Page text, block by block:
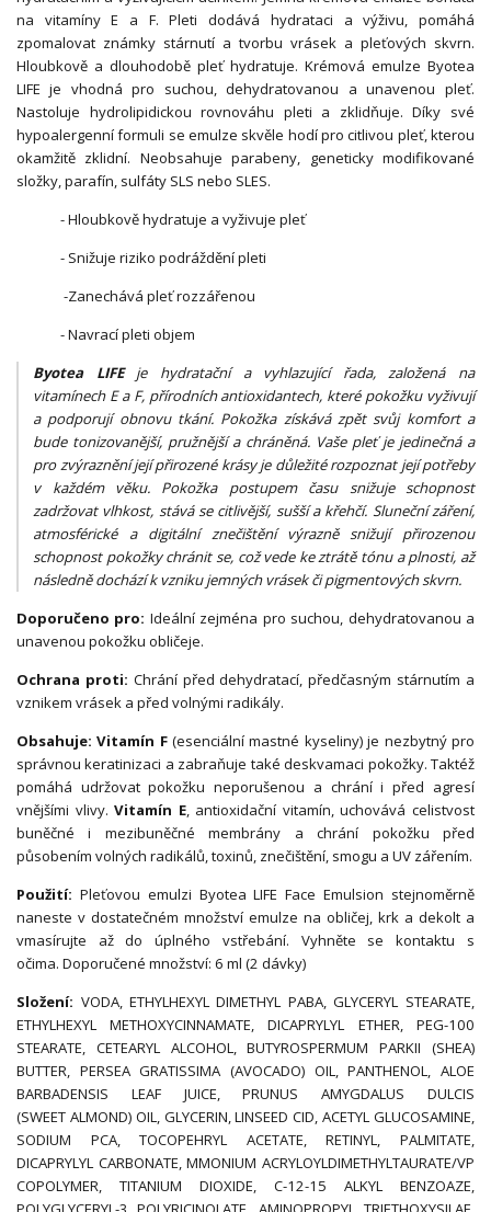
na vitamíny E a F. Pleti dodává hydrataci a výživu, pomáhá
zpomalovat známky stárnutí a tvorbu vrásek a pleťových skvrn.
Hloubkově a dlouhodobě pleť hydratuje. Krémová emulze Byotea
LIFE je vhodná pro suchou, dehydratovanou a unavenou pleť.
Nastoluje hydrolipidickou rovnováhu pleti a zklidňuje. Díky své
hypoalergenní formuli se emulze skvěle hodí pro citlivou pleť, kterou
okamžitě zklidní. Neobsahuje parabeny, geneticky modifikované
složky, parafín, sulfáty SLS nebo SLES.
- Hloubkově hydratuje a vyživuje pleť
- Snižuje riziko podráždění pleti
-Zanechává pleť rozzářenou
- Navrací pleti objem
Byotea LIFE je hydratační a vyhlazující řada, založená na
vitamínech E a F, přírodních antioxidantech, které pokožku vyživují
a podporují obnovu tkání. Pokožka získává zpět svůj komfort a
bude tonizovanější, pružnější a chráněná. Vaše pleť je jedinečná a
pro zvýraznění její přirozené krásy je důležité rozpoznat její potřeby
v každém věku. Pokožka postupem času snižuje schopnost
zadržovat vlhkost, stává se citlivější, sušší a křehčí. Sluneční záření,
atmosférické a digitální znečištění výrazně snižují přirozenou
schopnost pokožky chránit se, což vede ke ztrátě tónu a plnosti, až
následně dochází k vzniku jemných vrásek či pigmentových skvrn.
Doporučeno pro: Ideální zejména pro suchou, dehydratovanou a
unavenou pokožku obličeje.
Ochrana proti: Chrání před dehydratací, předčasným stárnutím a
vznikem vrásek a před volnými radikály.
Obsahuje: Vitamín F(esenciální mastné kyseliny) je nezbytný pro
správnou keratinizaci a zabraňuje také deskvamaci pokožky. Taktéž
pomáhá udržovat pokožku neporušenou a chrání i před agresí
vnějšími vlivy.Vitamín E, antioxidační vitamín, uchovává celistvost
buněčné i mezibuněčné membrány a chrání pokožku před
působením volných radikálů, toxinů, znečištění, smogu a UV zářením.
Použití: Pleťovou emulzi Byotea LIFE Face Emulsion stejnoměrně
naneste v dostatečném množství emulze na obličej, krk a dekolt a
vmasírujte až do úplného vstřebání. Vyhněte se kontaktu s
očima. Doporučené množství: 6 ml (2 dávky)
Složení: VODA, ETHYLHEXYL DIMETHYL PABA, GLYCERYL STEARATE,
ETHYLHEXYL METHOXYCINNAMATE, DICAPRYLYL ETHER, PEG-100
STEARATE, CETEARYL ALCOHOL, BUTYROSPERMUM PARKII (SHEA)
BUTTER, PERSEA GRATISSIMA (AVOCADO) OIL, PANTHENOL, ALOE
BARBADENSIS LEAF JUICE, PRUNUS AMYGDALUS DULCIS
(SWEET ALMOND) OIL, GLYCERIN, LINSEED CID, ACETYL GLUCOSAMINE,
SODIUM PCA, TOCOPEHRYL ACETATE, RETINYL, PALMITATE,
DICAPRYLYL CARBONATE, MMONIUM ACRYLOYLDIMETHYLTAURATE/VP
COPOLYMER, TITANIUM DIOXIDE, C-12-15 ALKYL BENZOAZE,